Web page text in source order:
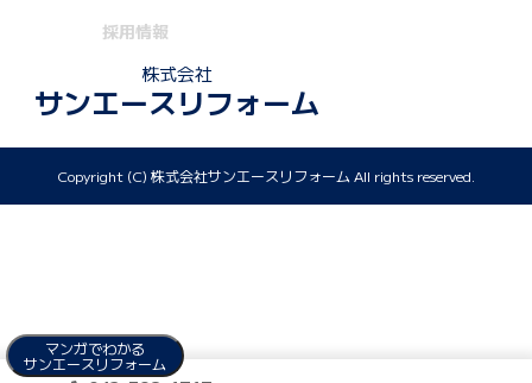
株式会社
サンエースリフォーム
Copyright (C) 株式会社サンエースリフォーム All rights reserved.
マンガでわかる
サンエースリフォーム